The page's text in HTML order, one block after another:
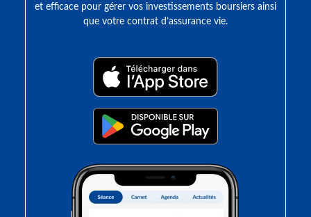
et efficace pour gérer vos investissements boursiers ainsi
que votre contrat d’assurance vie.